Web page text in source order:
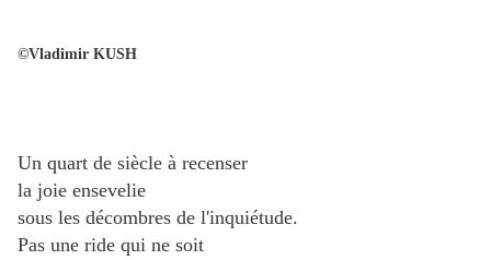
©Vladimir KUSH
Un quart de siècle à recenser
la joie ensevelie
sous les décombres de l'inquiétude.
Pas une ride qui ne soit